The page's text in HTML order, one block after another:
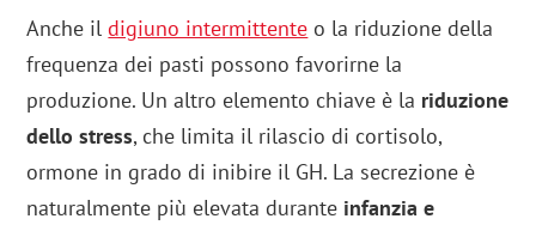
Anche ildigiuno intermittente o la riduzione della
frequenza dei pasti possono favorirne la
produzione. Un altro elemento chiave è la riduzione
dello stress, che limita il rilascio di cortisolo,
ormone in grado di inibire il GH. La secrezione è
naturalmente più elevata durante infanzia e